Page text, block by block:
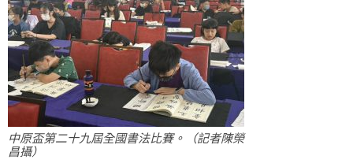
中原盃第二十九屆全國書法比賽。（記者陳榮
昌攝）